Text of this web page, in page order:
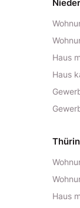
Haus
Haus
Haus